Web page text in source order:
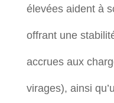
élevées aident à
offrant une
accrues aux
virages), ainsi